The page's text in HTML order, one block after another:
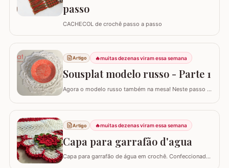
passo
CACHECOL de crochê passo a passo
Artigo 🔥muitas dezenas viram essa semana
Sousplat modelo russo - Parte 1
Agora o modelo russo também na mesa! Neste passo a
AQUI. Eles são encantadores por serem bem detalhados
apesar de trabalhar com uma única cor. Este…
Artigo 🔥muitas dezenas viram essa semana
Capa para garrafão d'agua
Capa para garrafão de água em crochê. Confeccionado